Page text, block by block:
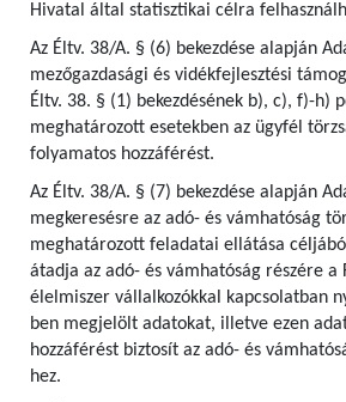
Hivatal által statisztikai célra
Az Éltv. 38/A. § (6) bekezdése alapján
mezőgazdasági és vidékfejlesztési
Éltv. 38. § (1) bekezdésének b), c), f)-h)
meghatározott esetekben az ügyfél
folyamatos hozzáférést.
Az Éltv. 38/A. § (7) bekezdése alapján
megkeresésre az adó- és vámhatóság
meghatározott feladatai ellátása
átadja az adó- és vámhatóság részére a
élelmiszer vállalkozókkal kapcsolatban
ben megjelölt adatokat, illetve ezen
hozzáférést biztosít az adó- és
hez.